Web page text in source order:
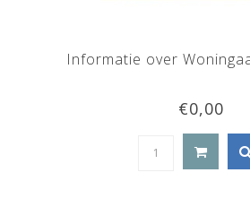
Informatie over
€0,00